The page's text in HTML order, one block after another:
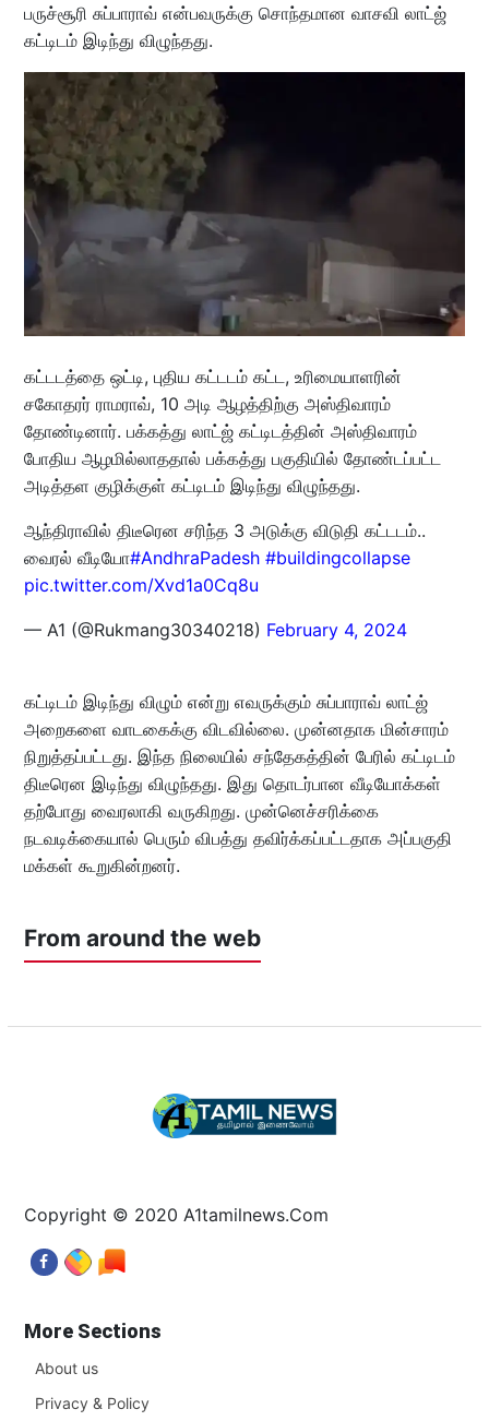
பருச்சூரி சுப்பாராவ் என்பவருக்கு சொந்தமான வாசவி லாட்ஜ்
கட்டிடம் இடிந்து விழுந்தது.
கட்டடத்தை ஒட்டி, புதிய கட்டடம் கட்ட, உரிமையாளரின்
சகோதரர் ராமராவ், 10 அடி ஆழத்திற்கு அஸ்திவாரம்
தோண்டினார். பக்கத்து லாட்ஜ் கட்டிடத்தின் அஸ்திவாரம்
போதிய ஆழமில்லாததால் பக்கத்து பகுதியில் தோண்டப்பட்ட
அடித்தள குழிக்குள் கட்டிடம் இடிந்து விழுந்தது.
ஆந்திராவில் திடீரென சரிந்த 3 அடுக்கு விடுதி கட்டடம்..
வைரல் வீடியோ#AndhraPadesh #buildingcollapse
pic.twitter.com/Xvd1a0Cq8u
— A1 (@Rukmang30340218) February 4, 2024
கட்டிடம் இடிந்து விழும் என்று எவருக்கும் சுப்பாராவ் லாட்ஜ்
அறைகளை வாடகைக்கு விடவில்லை. முன்னதாக மின்சாரம்
நிறுத்தப்பட்டது. இந்த நிலையில் சந்தேகத்தின் பேரில் கட்டிடம்
திடீரென இடிந்து விழுந்தது. இது தொடர்பான வீடியோக்கள்
தற்போது வைரலாகி வருகிறது. முன்னெச்சரிக்கை
நடவடிக்கையால் பெரும் விபத்து தவிர்க்கப்பட்டதாக அப்பகுதி
மக்கள் கூறுகின்றனர்.
From around the web
Copyright © 2020 A1tamilnews.Com
More Sections
About us
Privacy & Policy